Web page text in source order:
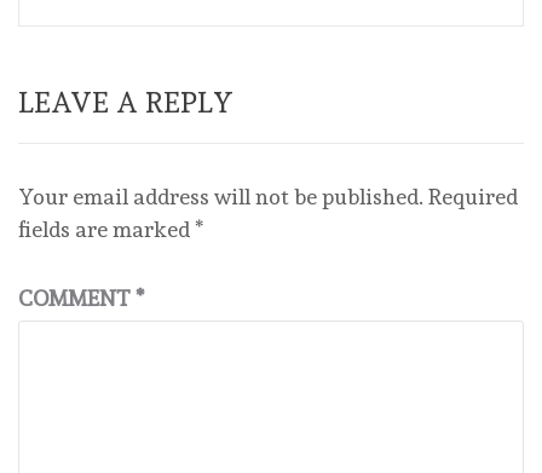
LEAVE A REPLY
Your email address will not be published. Required
fields are marked *
COMMENT*